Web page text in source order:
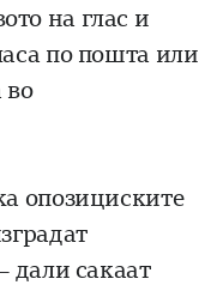
на глас и
по пошта или
во
опозициските
дали сакаат